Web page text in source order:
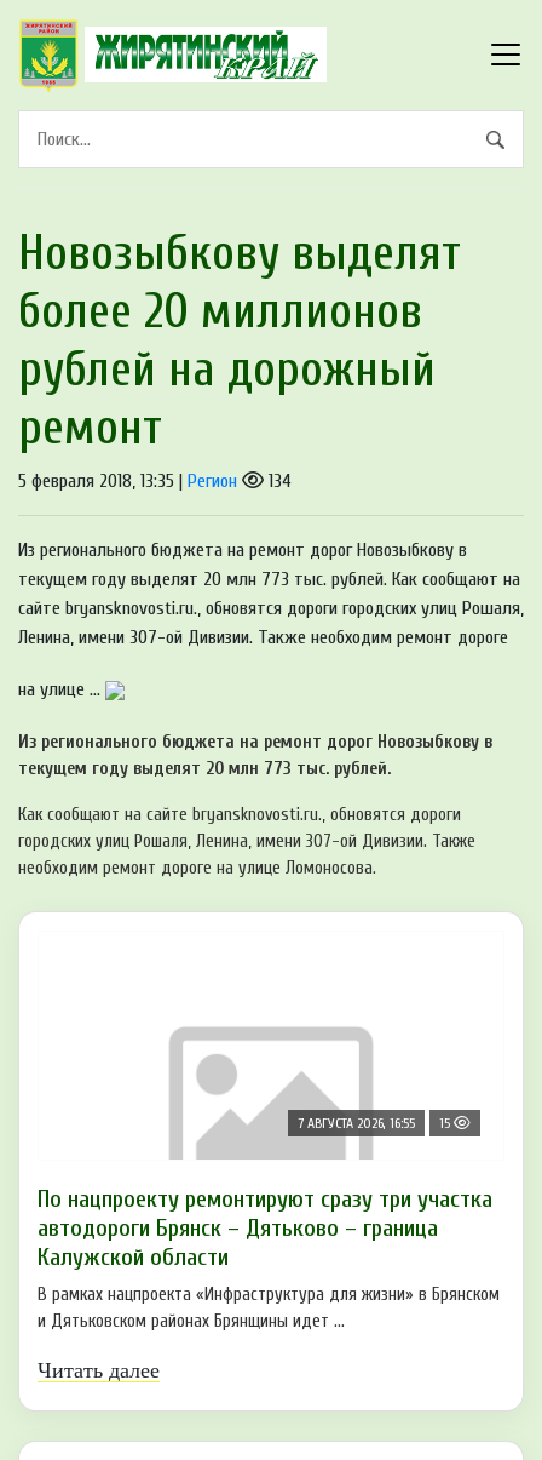
Новозыбкову выделят
более 20 миллионов
рублей на дорожный
ремонт
5 февраля 2018, 13:35 | Регион 134
Из регионального бюджета на ремонт дорог Новозыбкову в
текущем году выделят 20 млн 773 тыс. рублей. Как сообщают на
сайте bryansknovosti.ru., обновятся дороги городских улиц Рошаля,
Ленина, имени 307-ой Дивизии. Также необходим ремонт дороге
на улице ...
Из регионального бюджета на ремонт дорог Новозыбкову в
текущем году выделят 20 млн 773 тыс. рублей.
Как сообщают на сайте bryansknovosti.ru., обновятся дороги
городских улиц Рошаля, Ленина, имени 307-ой Дивизии. Также
необходим ремонт дороге на улице Ломоносова.
7 АВГУСТА 2026, 16:55 15
По нацпроекту ремонтируют сразу три участка
автодороги Брянск – Дятьково – граница
Калужской области
В рамках нацпроекта «Инфраструктура для жизни» в Брянском
и Дятьковском районах Брянщины идет ...
Читать далее